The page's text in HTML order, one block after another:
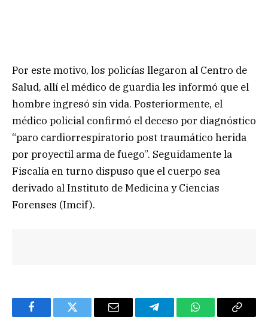
Por este motivo, los policías llegaron al Centro de
Salud, allí el médico de guardia les informó que el
hombre ingresó sin vida. Posteriormente, el
médico policial confirmó el deceso por diagnóstico
“paro cardiorrespiratorio post traumático herida
por proyectil arma de fuego”. Seguidamente la
Fiscalía en turno dispuso que el cuerpo sea
derivado al Instituto de Medicina y Ciencias
Forenses (Imcif).
FacebookTwitter Email TelegramWhatsAppCopy